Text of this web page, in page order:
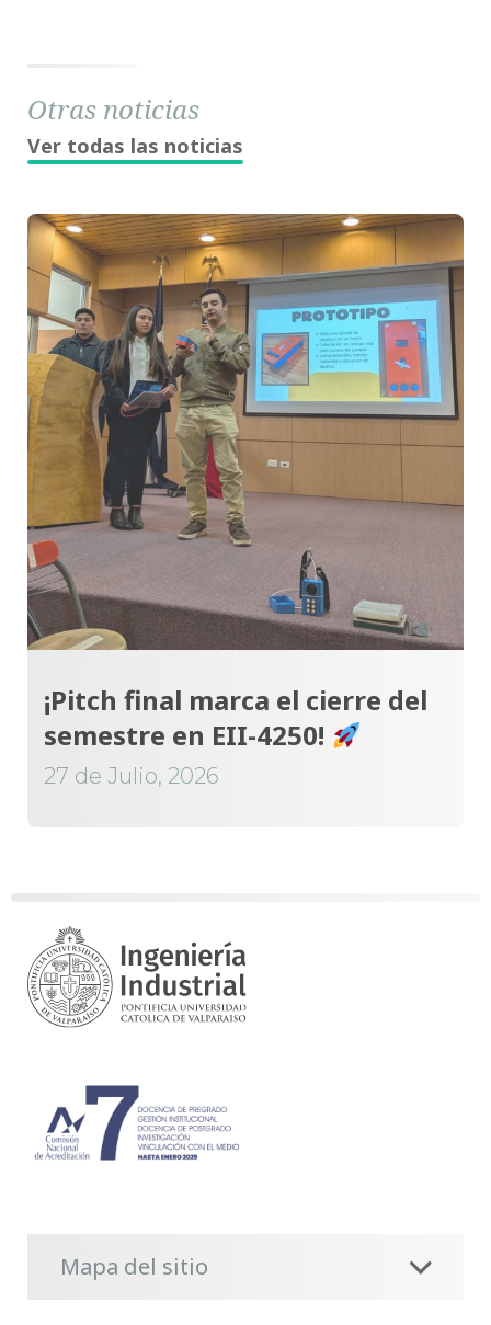
Otras noticias
Ver todas las noticias
¡Pitch final marca el cierre del
semestre en EII-4250!
27 de Julio, 2026
Mapa del sitio